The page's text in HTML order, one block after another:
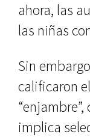
ahora, las
las niñas
Sin
calificaron
implica